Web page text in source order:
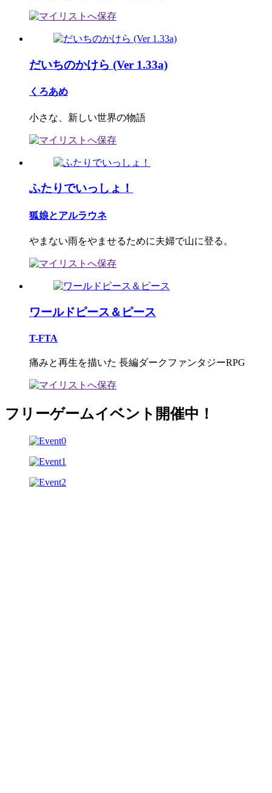
だいちのかけら (Ver 1.33a)
くろあめ
小さな、新しい世界の物語
ふたりでいっしょ！
狐娘とアルラウネ
やまない雨をやませるために夫婦で山に登る。
ワールドピース＆ピース
T-FTA
痛みと再生を描いた 長編ダークファンタジーRPG
フリーゲームイベント開催中！